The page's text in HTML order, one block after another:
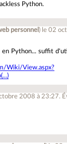
Python.
personnel ) le 02
en Python... suffit
Wiki/View.aspx?
2008 à 23:27.